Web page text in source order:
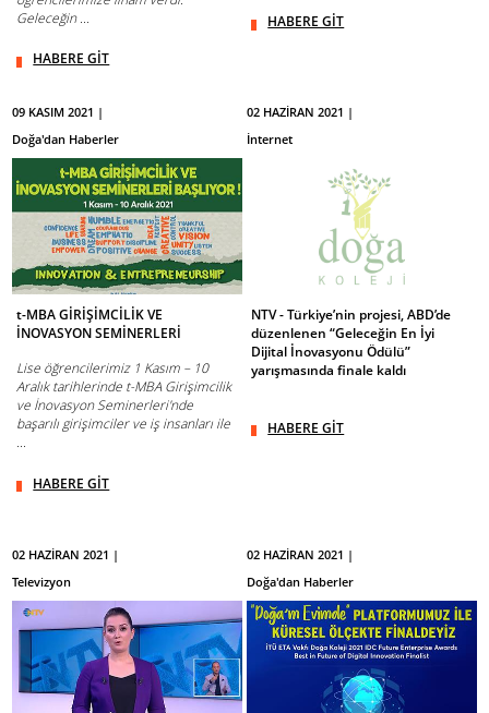
Geleceğin ...
HABERE GİT
HABERE GİT
09 KASIM 2021 |
Doğa'dan Haberler
t-MBA GİRİŞİMCİLİK VE
İNOVASYON SEMİNERLERİ
Lise öğrencilerimiz 1 Kasım – 10
Aralık tarihlerinde t-MBA Girişimcilik
ve İnovasyon Seminerleri'nde
başarılı girişimciler ve iş insanları ile
...
HABERE GİT
02 HAZİRAN 2021 |
İnternet
NTV - Türkiye’nin projesi, ABD’de
düzenlenen “Geleceğin En İyi
Dijital İnovasyonu Ödülü”
yarışmasında finale kaldı
HABERE GİT
02 HAZİRAN 2021 |
Televizyon
02 HAZİRAN 2021 |
Doğa'dan Haberler